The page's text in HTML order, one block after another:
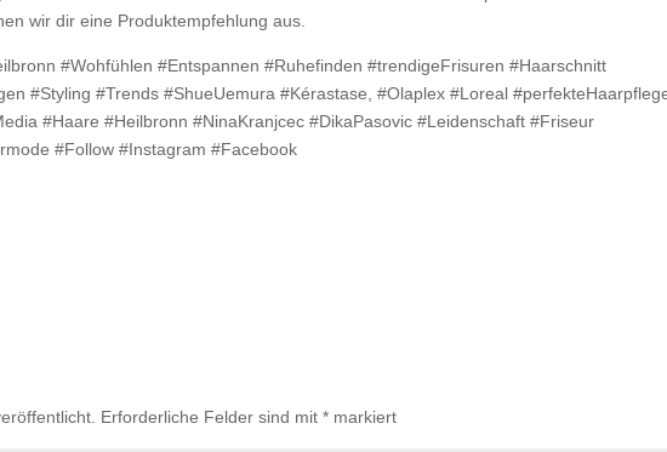
wir dir eine Produktempfehlung aus.
#Wohfühlen #Entspannen #Ruhefinden #trendigeFrisuren #Haarschnitt
#Styling #Trends #ShueUemura #Kérastase, #Olaplex #Loreal
#Haare #Heilbronn #NinaKranjcec #DikaPasovic #Leidenschaft #Friseur
#Follow #Instagram #Facebook
Erforderliche Felder sind mit* markiert